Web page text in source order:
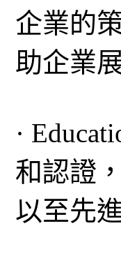
企業的
助企業
·
和認證
以至先